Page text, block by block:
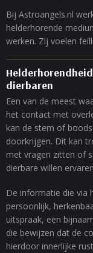
Bij Astroangels.nl
helderhorende
werken. Zij voelen
dierbaren
Een van de meest
het contact met
kan de stem of
doorkrijgen. Dit kan
met vragen zitten of
dierbare willen
De informatie die via
persoonlijk,
uitspraak, een
die bewijzen dat de
hierdoor innerlijke